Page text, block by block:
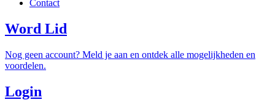
Contact
Word Lid
Nog geen account? Meld je aan en ontdek alle mogelijkheden en
voordelen.
Login